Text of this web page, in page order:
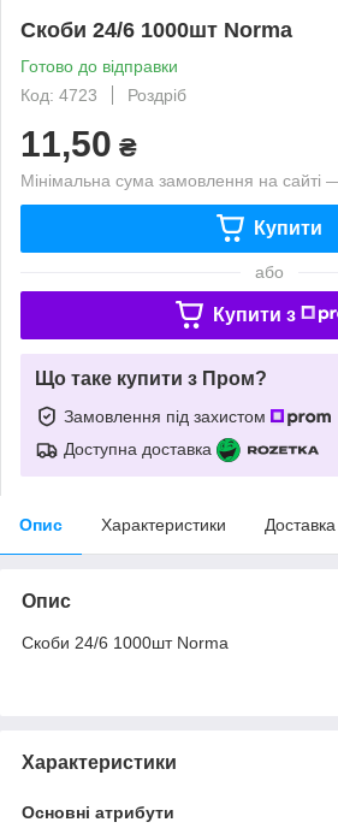
Скоби 24/6 1000шт Norma
Готово до відправки
Код: 4723
Роздріб
11,50 ₴
Мінімальна сума замовлення на сайті
Купити
або
Купити з
Що таке купити з Пром?
Замовлення під захистом
Доступна доставка
Опис Характеристики Доставка
Опис
Скоби 24/6 1000шт Norma
Характеристики
Основні атрибути